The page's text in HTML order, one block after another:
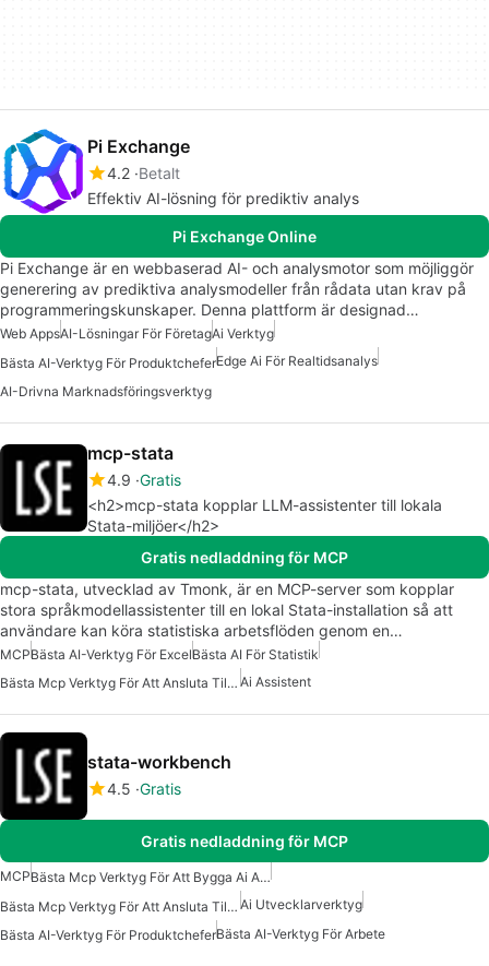
Pi Exchange
4.2 Betalt
Effektiv AI-lösning för prediktiv analys
Pi Exchange Online
Pi Exchange är en webbaserad AI- och analysmotor som möjliggör
generering av prediktiva analysmodeller från rådata utan krav på
programmeringskunskaper. Denna plattform är designad…
Web AppsAI-Lösningar För FöretagAi Verktyg
Bästa AI-Verktyg För ProduktcheferEdge Ai För Realtidsanalys
AI-Drivna Marknadsföringsverktyg
mcp-stata
4.9 Gratis
<h2>mcp-stata kopplar LLM-assistenter till lokala
Stata-miljöer</h2>
Gratis nedladdning för MCP
mcp-stata, utvecklad av Tmonk, är en MCP-server som kopplar
stora språkmodellassistenter till en lokal Stata-installation så att
användare kan köra statistiska arbetsflöden genom en…
MCPBästa AI-Verktyg För ExcelBästa AI För Statistik
Bästa Mcp Verktyg För Att Ansluta Till Data Ai Assistent
stata-workbench
4.5 Gratis
Gratis nedladdning för MCP
MCP
Bästa Mcp Verktyg För Att Bygga Ai Agenter
Bästa Mcp Verktyg För Att Ansluta Till Data Ai Utvecklarverktyg
Bästa AI-Verktyg För ProduktcheferBästa AI-Verktyg För Arbete